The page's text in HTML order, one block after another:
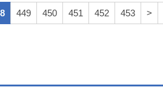
449 450 451 452 453 >